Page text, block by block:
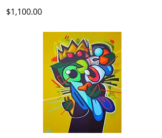
$1,100.00